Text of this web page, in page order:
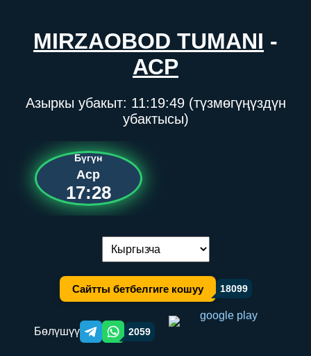
MIRZAOBOD TUMANI -
АСР
Азыркы убакыт: 11:19:49(түзмөгүңүздүн
убактысы)
Бүгүн
Аср
17:28
Тилди алмаштыруу:
Сайтты бетбелгиге кошуу 18099
Бөлүшүү Telegram orqali ulashish
WhatsApp orqali ulashish
2059